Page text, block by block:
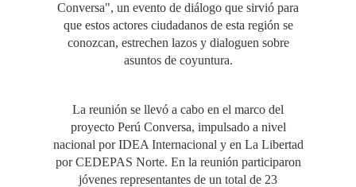
Conversa", un evento de diálogo que sirvió para
que estos actores ciudadanos de esta región se
conozcan, estrechen lazos y dialoguen sobre
asuntos de coyuntura.
La reunión se llevó a cabo en el marco del
proyecto Perú Conversa, impulsado a nivel
nacional por IDEA Internacional y en La Libertad
por CEDEPAS Norte. En la reunión participaron
jóvenes representantes de un total de 23